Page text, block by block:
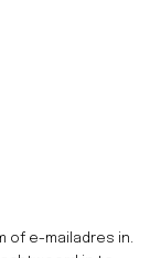
of e-mailadres in.